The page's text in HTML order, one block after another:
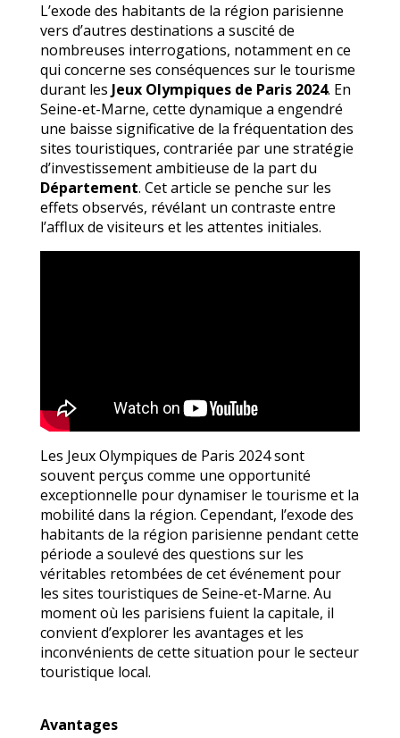
L’exode des habitants de la région parisienne
vers d’autres destinations a suscité de
nombreuses interrogations, notamment en ce
qui concerne ses conséquences sur le tourisme
durant les Jeux Olympiques de Paris 2024. En
Seine-et-Marne, cette dynamique a engendré
une baisse significative de la fréquentation des
sites touristiques, contrariée par une stratégie
d’investissement ambitieuse de la part du
Département. Cet article se penche sur les
effets observés, révélant un contraste entre
l’afflux de visiteurs et les attentes initiales.
Les Jeux Olympiques de Paris 2024 sont
souvent perçus comme une opportunité
exceptionnelle pour dynamiser le tourisme et la
mobilité dans la région. Cependant, l’exode des
habitants de la région parisienne pendant cette
période a soulevé des questions sur les
véritables retombées de cet événement pour
les sites touristiques de Seine-et-Marne. Au
moment où les parisiens fuient la capitale, il
convient d’explorer les avantages et les
inconvénients de cette situation pour le secteur
touristique local.
Avantages